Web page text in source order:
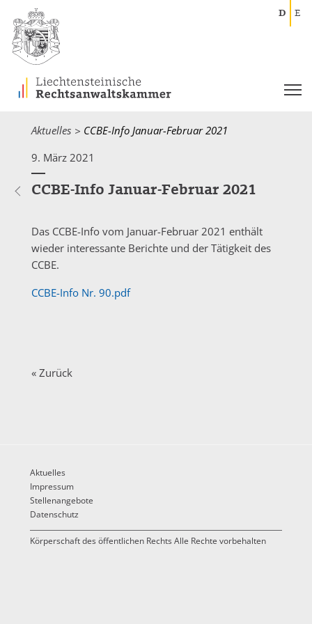
D E
Aktuelles Current:
CCBE-Info Januar-Februar 2021
9. März 2021
CCBE-Info Januar-Februar 2021
Das CCBE-Info vom Januar-Februar 2021 enthält
wieder interessante Berichte und der Tätigkeit des
CCBE.
CCBE-Info Nr. 90.pdf
« Zurück
Aktuelles
Impressum
Stellenangebote
Datenschutz
Körperschaft des öffentlichen Rechts Alle Rechte vorbehalten